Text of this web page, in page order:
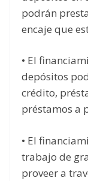
podrán
encaje que
• El
depósitos
crédito,
préstamos a
• El
trabajo de
proveer a